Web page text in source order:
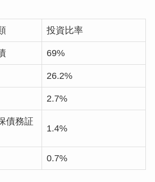
投資比率
69%
26.2%
2.7%
債務証
1.4%
0.7%